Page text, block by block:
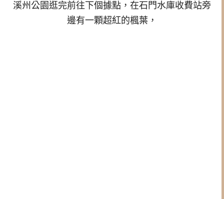
溪州公園逛完前往下個據點，在石門水庫收費站旁
邊有一顆超紅的楓葉，